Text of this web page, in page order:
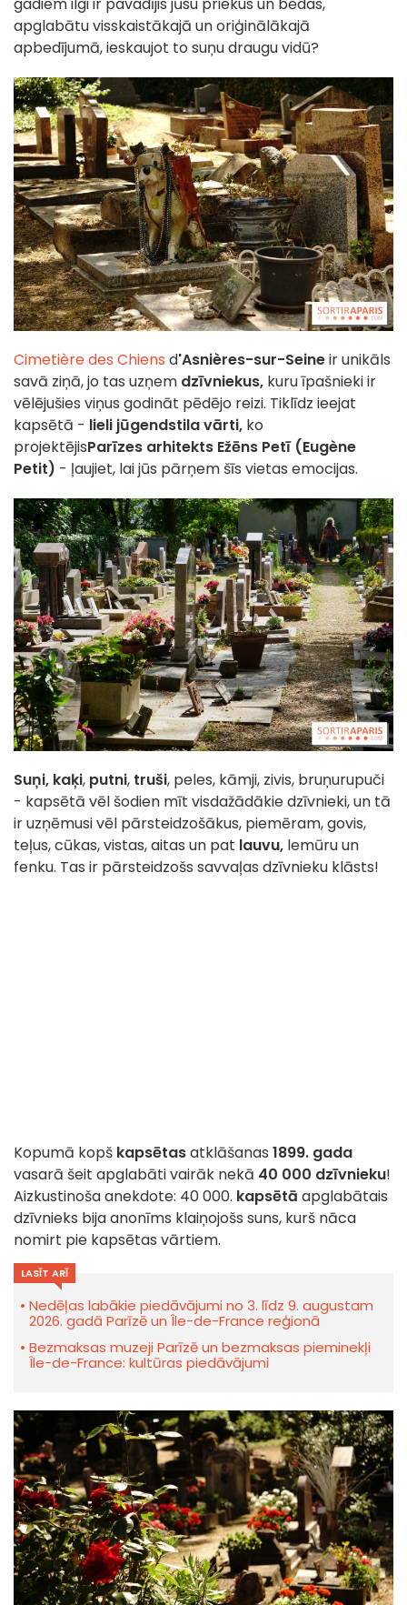
gadiem ilgi ir pavadījis jūsu priekus un bēdas,
apglabātu visskaistākajā un oriģinālākajā
apbedījumā, ieskaujot to suņu draugu vidū?
Cimetière des Chiens d'Asnières-sur-Seineir unikāls
savā ziņā, jo tas uzņem dzīvniekus, kuru īpašnieki ir
vēlējušies viņus godināt pēdējo reizi. Tiklīdz ieejat
kapsētā - lieli jūgendstila vārti, ko
projektējisParīzes arhitekts Ežēns Petī (Eugène
Petit) - ļaujiet, lai jūs pārņem šīs vietas emocijas.
Suņi, kaķi, putni, truši, peles, kāmji, zivis, bruņurupuči
- kapsētā vēl šodien mīt visdažādākie dzīvnieki, un tā
ir uzņēmusi vēl pārsteidzošākus, piemēram, govis,
teļus, cūkas, vistas, aitas un pat lauvu, lemūru un
fenku. Tas ir pārsteidzošs savvaļas dzīvnieku klāsts!
Kopumā kopš kapsētasatklāšanas 1899. gada
vasarā šeit apglabāti vairāk nekā 40 000 dzīvnieku!
Aizkustinoša anekdote: 40 000. kapsētā apglabātais
dzīvnieks bija anonīms klaiņojošs suns, kurš nāca
nomirt pie kapsētas vārtiem.
LASĪT ARĪ
Nedēļas labākie piedāvājumi no 3. līdz 9. augustam
2026. gadā Parīzē un Île-de-France reģionā
Bezmaksas muzeji Parīzē un bezmaksas pieminekļi
Île-de-France: kultūras piedāvājumi